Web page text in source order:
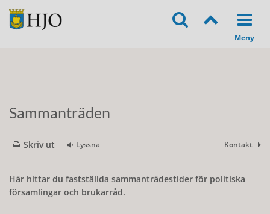
Sammanträden
Skriv ut Lyssna Kontakt
Här hittar du fastställda sammanträdestider för politiska
församlingar och brukarråd.